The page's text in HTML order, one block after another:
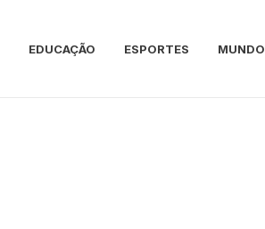
EDUCAÇÃO ESPORTES MUNDO